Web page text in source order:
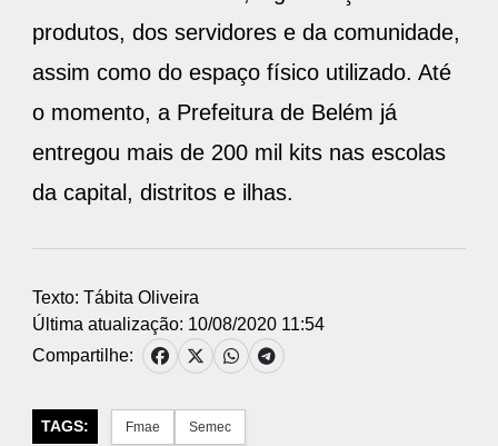
produtos, dos servidores e da comunidade,
assim como do espaço físico utilizado. Até
o momento, a Prefeitura de Belém já
entregou mais de 200 mil kits nas escolas
da capital, distritos e ilhas.
Texto: Tábita Oliveira
Última atualização: 10/08/2020 11:54
Compartilhe:
TAGS: Fmae Semec